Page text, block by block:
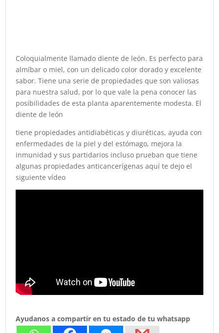
Coloquialmente llamado diente de león. Es perfecto para
almíbar o miel, con un delicado color dorado y excelente
sabor. Tiene una serie de propiedades que son valiosas
para nuestra salud, por lo que vale la pena conocer las
posibilidades de esta planta aparentemente modesta. El
diente de león
tiene propiedades antidiabéticas y diuréticas, ayuda con
enfermedades de la piel y del estómago, mejora la
inmunidad y sus partidarios incluso prueban que tiene
algunas propiedades anticancerígenas aquí te dejo el
siguiente vídeo
Ayudanos a compartir en tu estado de tu whatsapp